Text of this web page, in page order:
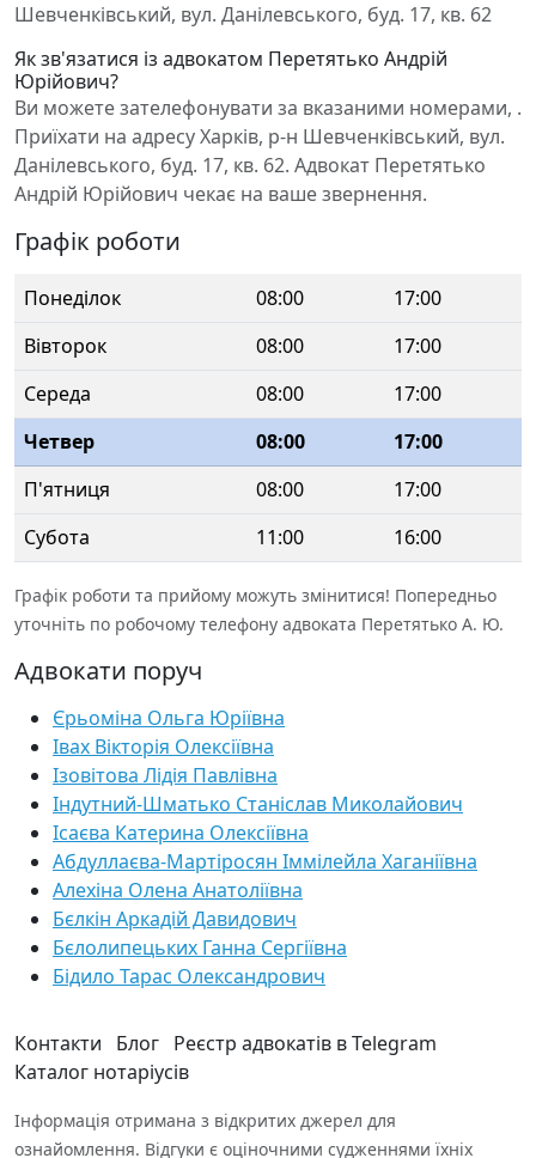
Шевченківський, вул. Данілевського, буд. 17, кв. 62
Як зв'язатися із адвокатом Перетятько Андрій
Юрійович?
Ви можете зателефонувати за вказаними номерами, .
Приїхати на адресу Харків, р-н Шевченківський, вул.
Данілевського, буд. 17, кв. 62. Адвокат Перетятько
Андрій Юрійович чекає на ваше звернення.
Графік роботи
Понеділок 08:00
17:00
Вівторок
08:00
17:00
Середа
08:00
17:00
Четвер
08:00
17:00
П'ятниця
08:00
17:00
Субота
11:00 16:00
Графік роботи та прийому можуть змінитися! Попередньо
уточніть по робочому телефону адвоката Перетятько А. Ю.
Адвокати поруч
Єрьоміна Ольга Юріївна
Івах Вікторія Олексіївна
Ізовітова Лідія Павлівна
Індутний-Шматько Станіслав Миколайович
Ісаєва Катерина Олексіївна
Абдуллаєва-Мартіросян Іммілейла Хаганіївна
Алехіна Олена Анатоліївна
Бєлкін Аркадій Давидович
Бєлолипецьких Ганна Сергіївна
Бідило Тарас Олександрович
Контакти Блог Реєстр адвокатів в Telegram
Каталог нотаріусів
Інформація отримана з відкритих джерел для
ознайомлення. Відгуки є оціночними судженнями їхніх